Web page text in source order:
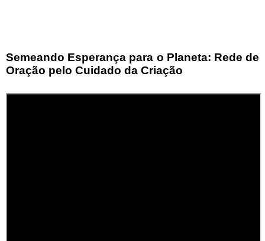
Semeando Esperança para o Planeta: Rede de
Oração pelo Cuidado da Criação